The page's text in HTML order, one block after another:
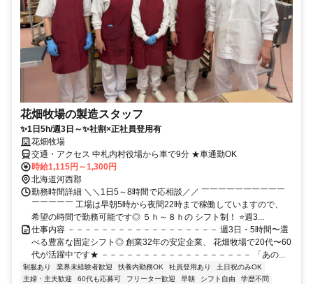
花畑牧場の製造スタッフ
✨1日5h/週3日～✨社割×正社員登用有
花畑牧場
交通・アクセス 中札内村役場から車で9分 ★車通勤OK
時給1,115円～1,300円
北海道河西郡
勤務時間詳細 ＼＼1日5～8時間で応相談／／ ￣￣￣￣￣￣￣￣￣￣
￣￣￣￣￣ 工場は早朝5時から夜間22時まで稼働していますので、
希望の時間で勤務可能です◎ ５ｈ～８ｈの シフト制！ ⭐週3...
仕事内容 －－－－－－－－－－－－－－－－－－ 週3日・5時間〜選
べる豊富な固定シフト◎ 創業32年の安定企業、 花畑牧場で20代〜60
代が活躍中です★ －－－－－－－－－－－－－－－－－－ 「あの...
制服あり 業界未経験者歓迎 扶養内勤務OK 社員登用あり
土日祝のみOK
主婦・主夫歓迎
60代も応募可 フリーター歓迎 早朝 シフト自由
学歴不問